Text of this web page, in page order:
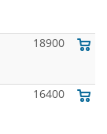
18900
16400